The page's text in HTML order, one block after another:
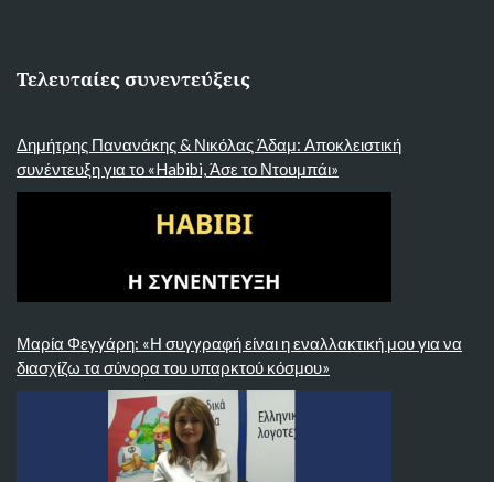
Τελευταίες συνεντεύξεις
Δημήτρης Πανανάκης & Νικόλας Άδαμ: Αποκλειστική
συνέντευξη για το «Habibi, Άσε το Ντουμπάι»
Μαρία Φεγγάρη: «Η συγγραφή είναι η εναλλακτική μου για να
διασχίζω τα σύνορα του υπαρκτού κόσμου»